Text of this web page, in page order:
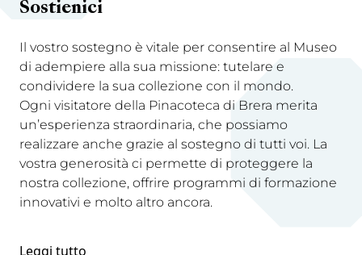
Sostienici
Il vostro sostegno è vitale per consentire al Museo
di adempiere alla sua missione: tutelare e
condividere la sua collezione con il mondo.
Ogni visitatore della Pinacoteca di Brera merita
un’esperienza straordinaria, che possiamo
realizzare anche grazie al sostegno di tutti voi. La
vostra generosità ci permette di proteggere la
nostra collezione, offrire programmi di formazione
innovativi e molto altro ancora.
Leggi tutto